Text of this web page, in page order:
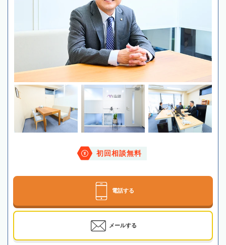
初回相談無料
電話する
メールする